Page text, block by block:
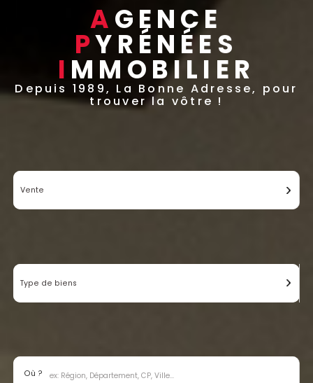
AGENCE
PYRÉNÉES
I MMOBILIER
Depuis 1989, La Bonne Adresse, pour
trouver la vôtre !
Vente
Type de biens
Où ?